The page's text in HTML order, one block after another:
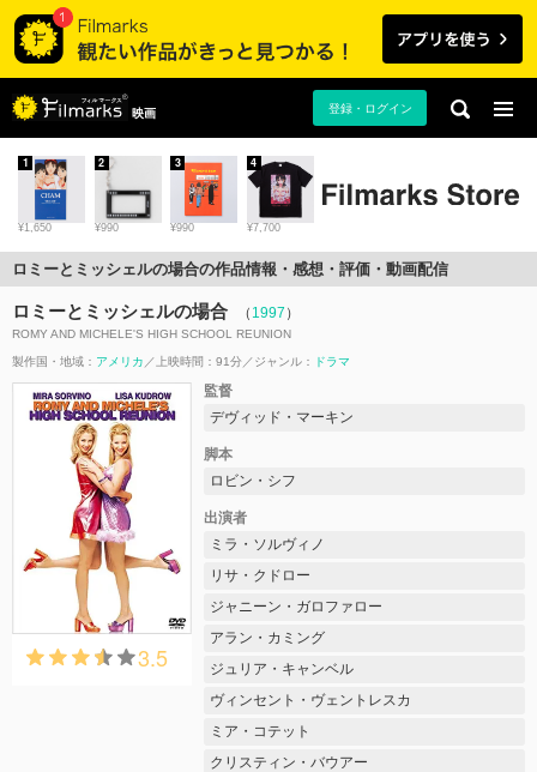
映画 登録・ログイン
¥1,650
1
¥990
2
¥990
3
¥7,700
4
ロミーとミッシェルの場合の作品情報・感想・評価・動画配信
ロミーとミッシェルの場合 （ 1997 ）
ROMY AND MICHELE'S HIGH SCHOOL REUNION
製作国・地域： アメリカ 上映時間：91分 ジャンル： ドラマ
3.5
監督
デヴィッド・マーキン
脚本
ロビン・シフ
出演者
ミラ・ソルヴィノ
リサ・クドロー
ジャニーン・ガロファロー
アラン・カミング
ジュリア・キャンベル
ヴィンセント・ヴェントレスカ
ミア・コテット
クリスティン・バウアー